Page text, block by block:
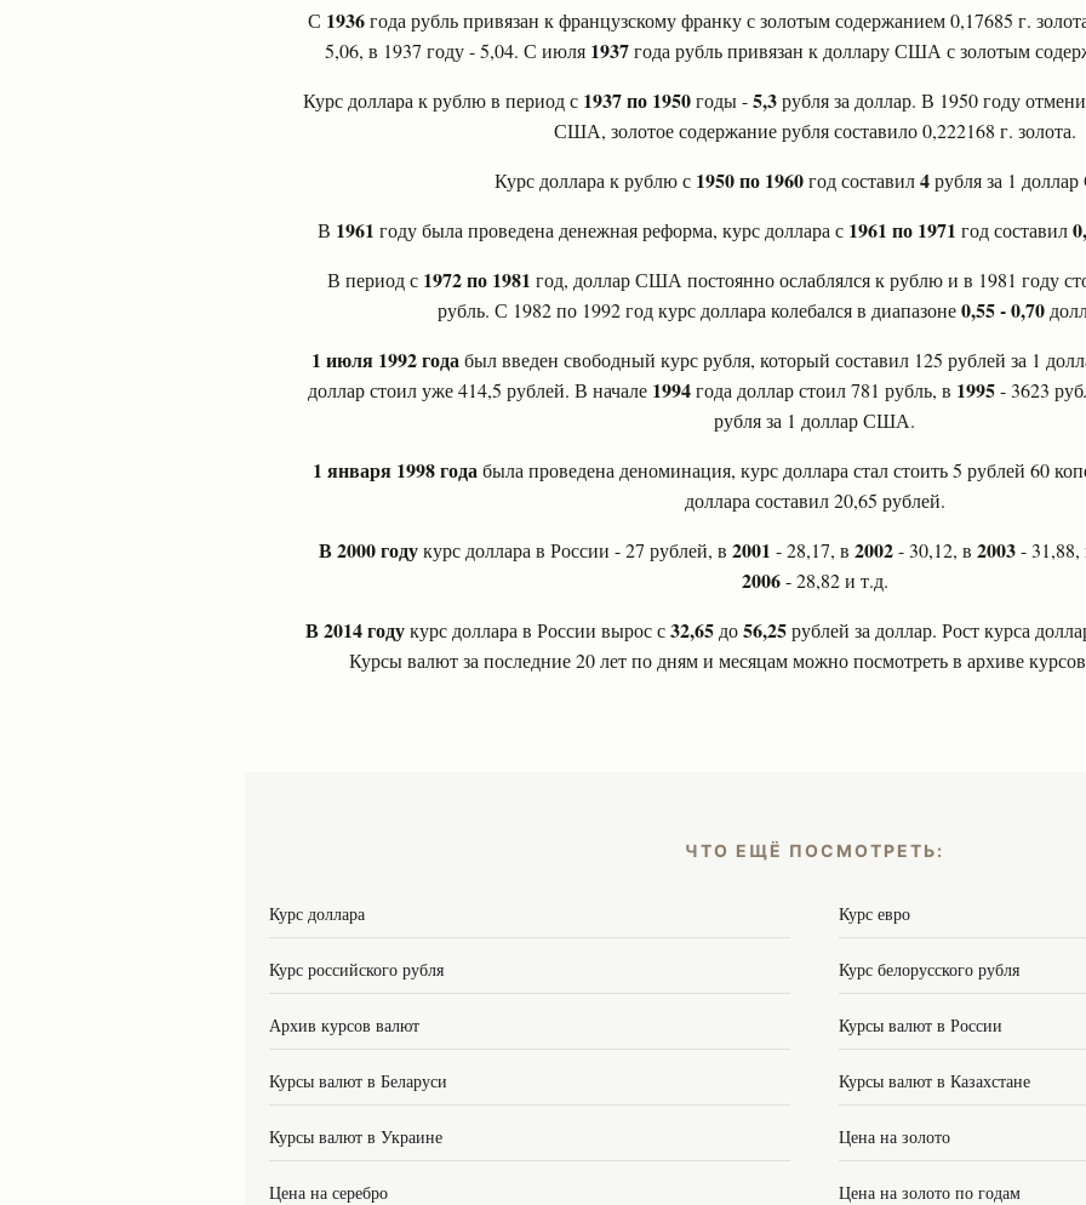
С 1936года рубль привязан к французскому франку с золотым содержанием 0,17685 г.
5,06, в 1937 году - 5,04. С июля 1937года рубль привязан к доллару США с золотым
Курс доллара к рублю в период с 1937 по 1950годы -5,3рубля за доллар. В 1950 году
США, золотое содержание рубля составило 0,222168 г. золота.
Курс доллара к рублю с 1950 по 1960год составил4рубля за 1
В 1961 году была проведена денежная реформа, курс доллара с 1961 по 1971 год составил
В период с 1972 по 1981 год, доллар США постоянно ослаблялся к рублю и в 1981 году
рубль. С 1982 по 1992 год курс доллара колебался в диапазоне0,55 - 0,70
1 июля 1992 годабыл введен свободный курс рубля, который составил 125 рублей за 1
доллар стоил уже 414,5 рублей. В начале 1994года доллар стоил 781 рубль, в 1995- 3623
рубля за 1 доллар США.
1 января 1998 года была проведена деноминация, курс доллара стал стоить 5 рублей 60
доллара составил 20,65 рублей.
В 2000 годукурс доллара в России - 27 рублей, в 2001 - 28,17, в 2002- 30,12, в 2003- 31,88,
2006- 28,82 и т.д.
В 2014 годукурс доллара в России вырос с32,65до56,25рублей за доллар. Рост курса
Курсы валют за последние 20 лет по дням и месяцам можно посмотреть в архиве
ЧТО ЕЩЁ ПОСМОТРЕТЬ:
Курс доллара Курс евро
Курс российского рубля Курс белорусского рубля
Архив курсов валют Курсы валют в России
Курсы валют в Беларуси Курсы валют в Казахстане
Курсы валют в Украине Цена на золото
Цена на серебро Цена на золото по годам